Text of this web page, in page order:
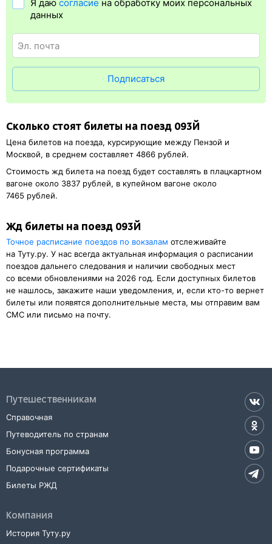
Электронная регистрация доступна почти для всех заказов,
исключение составляют поезда
личности, указанный в электронном жд билете. А в случае
отсутствия электронной регистрации еще и распечатка
посадочного купона.
Я даю согласие на обработку моих персональных
данных
Подписаться
Сколько стоят билеты на поезд 093Й
Цена билетов на поезда, курсирующие между Пензой и
Москвой, в среднем составляет 4866 рублей.
Стоимость жд билета на поезд будет составлять в плацкартном
вагоне около 3837 рублей, в купейном вагоне около
7465 рублей.
Жд билеты на поезд 093Й
Точное расписание поездов по вокзалам отслеживайте
на Туту.ру. У нас всегда актуальная информация о расписании
поездов дальнего следования и наличии свободных мест
со всеми обновлениями на 2026 год. Если доступных билетов
не нашлось, закажите наши уведомления, и, если кто-то вернет
билеты или появятся дополнительные места, мы отправим вам
СМС или письмо на почту.
Путешественникам
Справочная
Путеводитель по странам
Бонусная программа
Подарочные сертификаты
Билеты РЖД
Компания
История Туту.ру